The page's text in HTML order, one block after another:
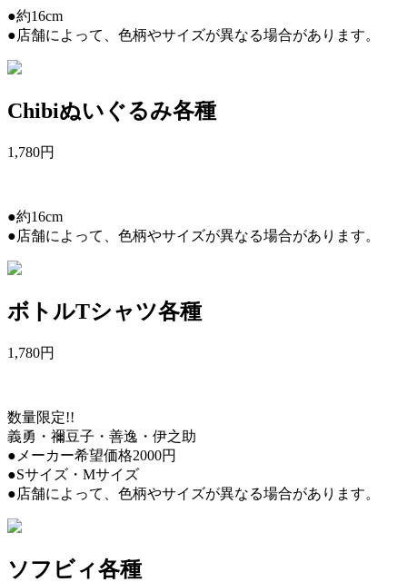
●約16cm
●店舗によって、色柄やサイズが異なる場合があります。
Chibiぬいぐるみ各種
1,780円
●約16cm
●店舗によって、色柄やサイズが異なる場合があります。
ボトルTシャツ各種
1,780円
数量限定!!
義勇・禰豆子・善逸・伊之助
●メーカー希望価格2000円
●Sサイズ・Mサイズ
●店舗によって、色柄やサイズが異なる場合があります。
ソフビィ各種